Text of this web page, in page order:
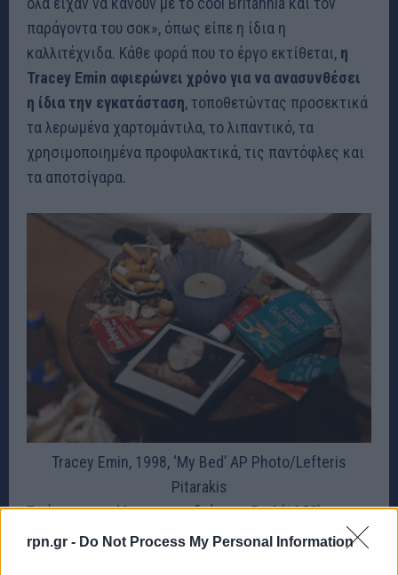
rpn.gr - Do Not Process My Personal Information
παράγοντα του σοκ», όπως είπε η ίδια η
καλλιτέχνιδα. Κάθε φορά που το έργο εκτίθεται, η
Tracey Emin αφιερώνει χρόνο για να ανασυνθέσει
η ίδια την εγκατάσταση, τοποθετώντας προσεκτικά
τα λερωμένα χαρτομάντιλα, το λιπαντικό, τα
χρησιμοποιημένα προφυλακτικά, τις παντόφλες και
τα αποτσίγαρα.
Tracey Emin, 1998, ‘My Bed’ AP Photo/Lefteris
Pitarakis
Σε έντονη αντίθεση με το διάσημο Bed (1955) του
Robert Rauschenberg, όπου ο καλλιτέχνης